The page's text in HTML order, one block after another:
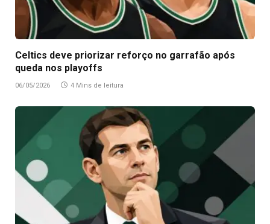
Celtics deve priorizar reforço no garrafão após
queda nos playoffs
06/05/2026 4 Mins de leitura